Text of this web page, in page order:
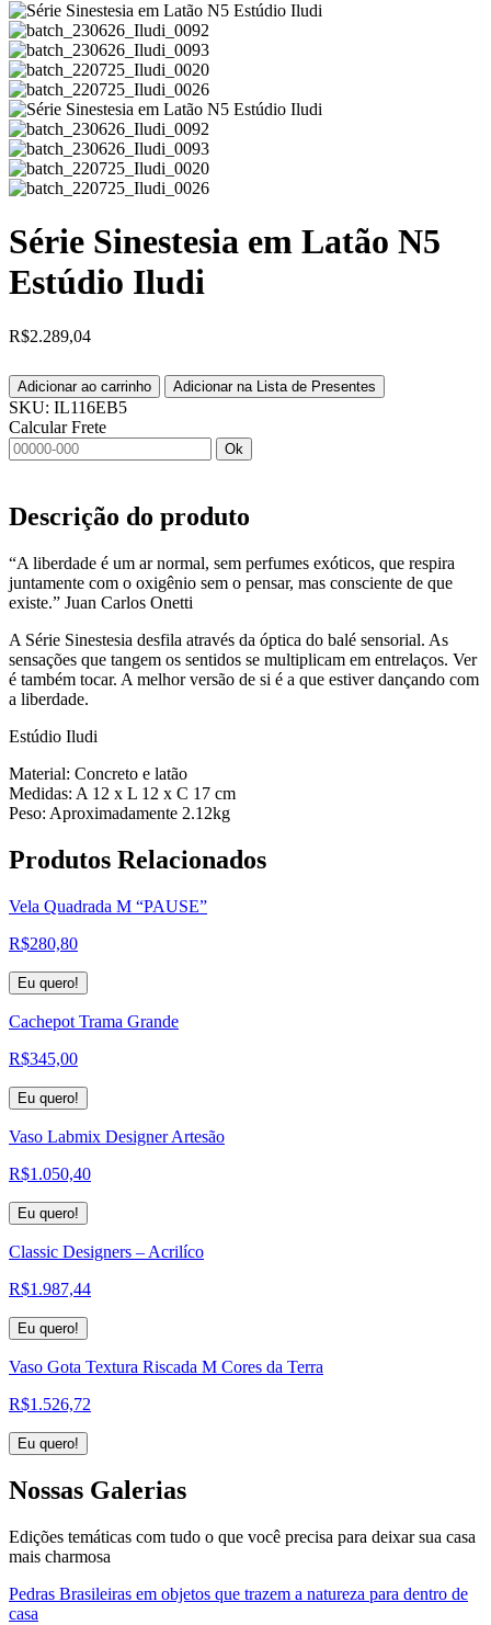
Série Sinestesia em Latão N5
Estúdio Iludi
R$2.289,04
Adicionar ao carrinho Adicionar na Lista de Presentes
SKU: IL116EB5
Calcular Frete
Ok
Descrição do produto
“A liberdade é um ar normal, sem perfumes exóticos, que respira
juntamente com o oxigênio sem o pensar, mas consciente de que
existe.” Juan Carlos Onetti
A Série Sinestesia desfila através da óptica do balé sensorial. As
sensações que tangem os sentidos se multiplicam em entrelaços. Ver
é também tocar. A melhor versão de si é a que estiver dançando com
a liberdade.
Estúdio Iludi
Material: Concreto e latão
Medidas: A 12 x L 12 x C 17 cm
Peso: Aproximadamente 2.12kg
Produtos Relacionados
Vela Quadrada M “PAUSE”
R$280,80
Eu quero!
Cachepot Trama Grande
R$345,00
Eu quero!
Vaso Labmix Designer Artesão
R$1.050,40
Eu quero!
Classic Designers – Acrilíco
R$1.987,44
Eu quero!
Vaso Gota Textura Riscada M Cores da Terra
R$1.526,72
Eu quero!
Nossas Galerias
Edições temáticas com tudo o que você precisa para deixar sua casa
mais charmosa
Pedras Brasileiras em objetos que trazem a natureza para dentro de
casa